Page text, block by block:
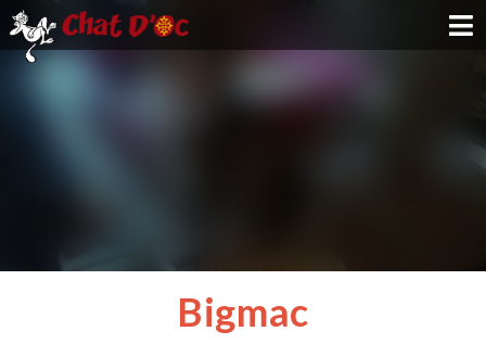
NOUS SOUTENIR
Bigmac